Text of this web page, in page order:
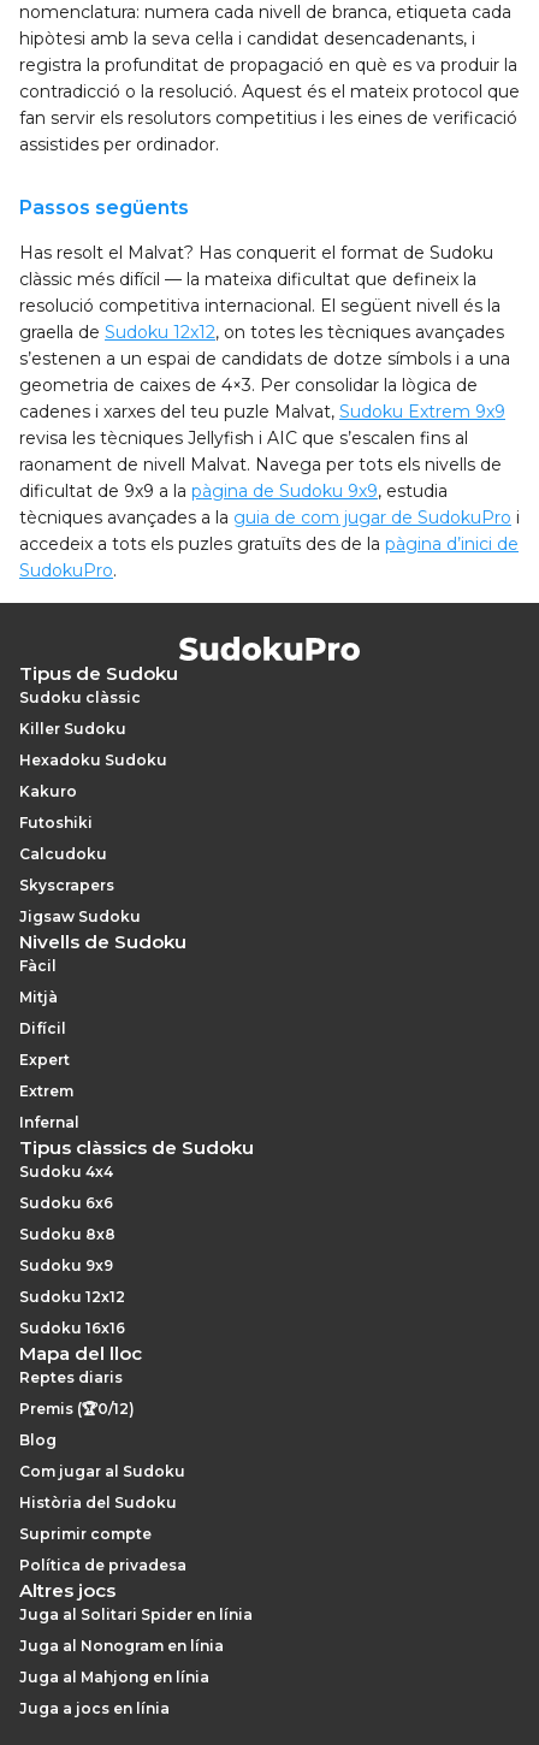
nomenclatura: numera cada nivell de branca, etiqueta cada
hipòtesi amb la seva cel·la i candidat desencadenants, i
registra la profunditat de propagació en què es va produir la
contradicció o la resolució. Aquest és el mateix protocol que
fan servir els resolutors competitius i les eines de verificació
assistides per ordinador.
Passos següents
Has resolt el Malvat? Has conquerit el format de Sudoku
clàssic més difícil — la mateixa dificultat que defineix la
resolució competitiva internacional. El següent nivell és la
graella de Sudoku 12x12, on totes les tècniques avançades
s’estenen a un espai de candidats de dotze símbols i a una
geometria de caixes de 4×3. Per consolidar la lògica de
cadenes i xarxes del teu puzle Malvat, Sudoku Extrem 9x9
revisa les tècniques Jellyfish i AIC que s’escalen fins al
raonament de nivell Malvat. Navega per tots els nivells de
dificultat de 9x9 a la pàgina de Sudoku 9x9, estudia
tècniques avançades a la guia de com jugar de SudokuPro i
accedeix a tots els puzles gratuïts des de la pàgina d’inici de
SudokuPro.
Tipus de Sudoku
Sudoku clàssic
Killer Sudoku
Hexadoku Sudoku
Kakuro
Futoshiki
Calcudoku
Skyscrapers
Jigsaw Sudoku
Nivells de Sudoku
Fàcil
Mitjà
Difícil
Expert
Extrem
Infernal
Tipus clàssics de Sudoku
Sudoku 4x4
Sudoku 6x6
Sudoku 8x8
Sudoku 9x9
Sudoku 12x12
Sudoku 16x16
Mapa del lloc
Reptes diaris
Premis (🏆0/12)
Blog
Com jugar al Sudoku
Història del Sudoku
Suprimir compte
Política de privadesa
Altres jocs
Juga al Solitari Spider en línia
Juga al Nonogram en línia
Juga al Mahjong en línia
Juga a jocs en línia